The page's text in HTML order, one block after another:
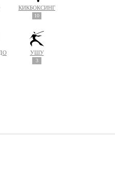
КИКБОКСИНГ
10
УШУ
3